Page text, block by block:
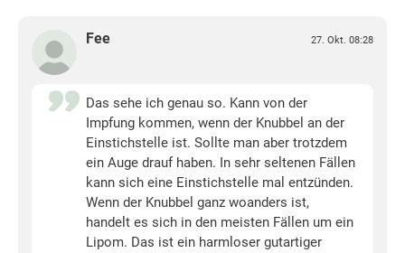
Fee 27. Okt. 08:28
Das sehe ich genau so. Kann von der
Impfung kommen, wenn der Knubbel an der
Einstichstelle ist. Sollte man aber trotzdem
ein Auge drauf haben. In sehr seltenen Fällen
kann sich eine Einstichstelle mal entzünden.
Wenn der Knubbel ganz woanders ist,
handelt es sich in den meisten Fällen um ein
Lipom. Das ist ein harmloser gutartiger